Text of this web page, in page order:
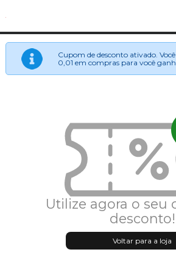
Cupom de desconto ativado.
0,01 em compras para você
Utilize agora o seu
desconto!
Voltar para a loja